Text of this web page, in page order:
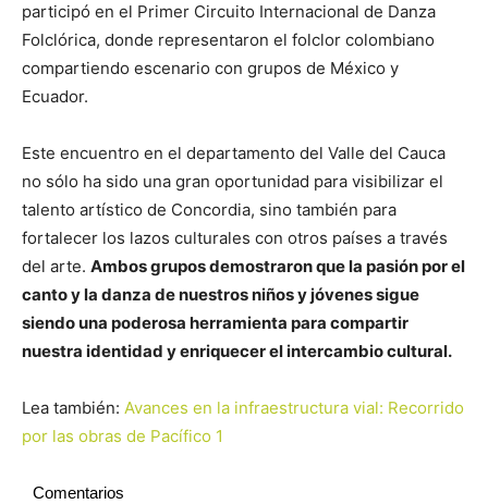
participó en el Primer Circuito Internacional de Danza
Folclórica, donde representaron el folclor colombiano
compartiendo escenario con grupos de México y
Ecuador.
Este encuentro en el departamento del Valle del Cauca
no sólo ha sido una gran oportunidad para visibilizar el
talento artístico de Concordia, sino también para
fortalecer los lazos culturales con otros países a través
del arte. Ambos grupos demostraron que la pasión por el
canto y la danza de nuestros niños y jóvenes sigue
siendo una poderosa herramienta para compartir
nuestra identidad y enriquecer el intercambio cultural.
Lea también: Avances en la infraestructura vial: Recorrido
por las obras de Pacífico 1
Comentarios